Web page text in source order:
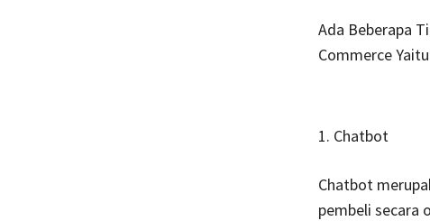
Ada Beberapa
Commerce
1. Chatbot
Chatbot
pembeli secara